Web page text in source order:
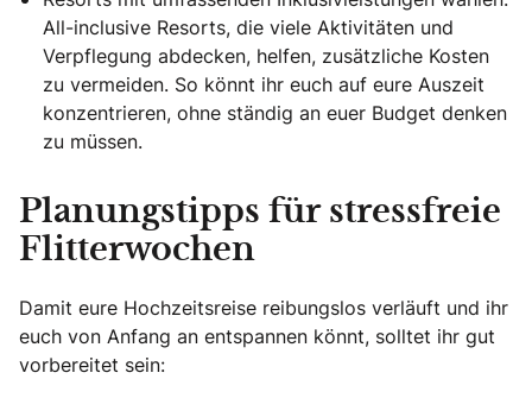
All-inclusive Resorts, die viele Aktivitäten und
Verpflegung abdecken, helfen, zusätzliche Kosten
zu vermeiden. So könnt ihr euch auf eure Auszeit
konzentrieren, ohne ständig an euer Budget denken
zu müssen.
Planungstipps für stressfreie
Flitterwochen
Damit eure Hochzeitsreise reibungslos verläuft und ihr
euch von Anfang an entspannen könnt, solltet ihr gut
vorbereitet sein: